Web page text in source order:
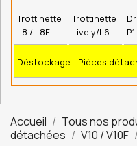
Trottinette
L8 / L8F
Trottinette
Lively/L6
Déstockage - Pièces
Accueil Tous nos
détachées
V10 / V10F